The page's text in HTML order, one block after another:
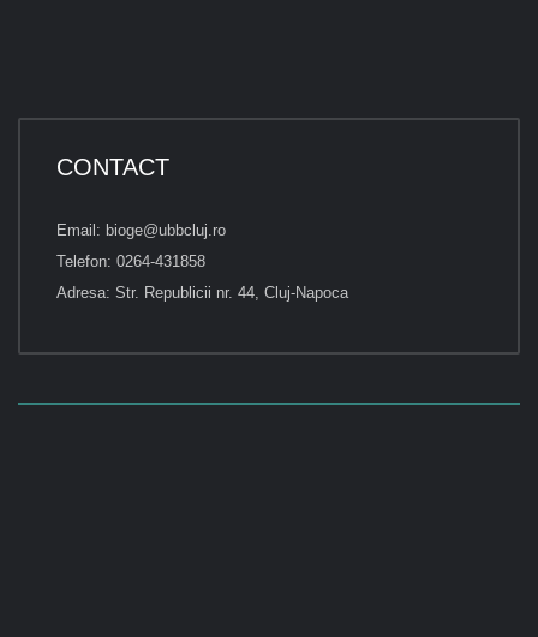
CONTACT
Email: bioge@ubbcluj.ro
Telefon: 0264-431858
Adresa: Str. Republicii nr. 44, Cluj-Napoca